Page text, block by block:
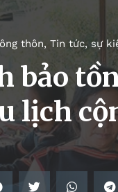
thôn, Tin tức, sự
bảo
lịch